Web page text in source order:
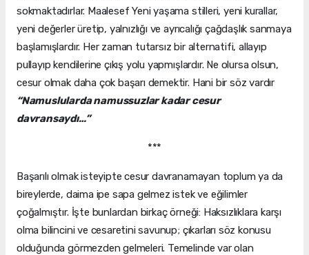
sokmaktadırlar. Maalesef Yeni yaşama stilleri, yeni kurallar,
yeni değerler üretip, yalnızlığı ve ayrıcalığı çağdaşlık sanmaya
başlamışlardır. Her zaman tutarsız bir alternatifi, allayıp
pullayıp kendilerine çıkış yolu yapmışlardır. Ne olursa olsun,
cesur olmak daha çok başarı demektir. Hani bir söz vardır
“Namuslularda namussuzlar kadar cesur
davransaydı…”
***
Başarılı olmak isteyipte cesur davranamayan toplum ya da
bireylerde, daima ipe sapa gelmez istek ve eğilimler
çoğalmıştır. İşte bunlardan birkaç örneği: Haksızlıklara karşı
olma bilincini ve cesaretini savunup; çıkarları söz konusu
olduğunda görmezden gelmeleri. Temelinde var olan